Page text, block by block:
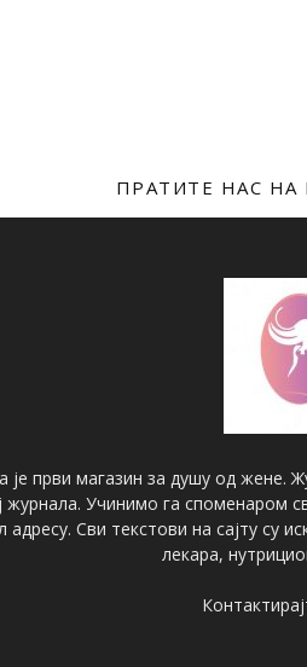
ПРАТИТЕ НАС НА
је први магазин за душу од жене.
журнала. Учинимо га споменаром
адресу. Сви текстови на сајту су
лекара,